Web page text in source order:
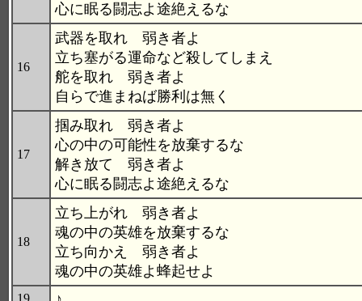
心に眠る闘志よ途絶えるな
16
武器を取れ 弱き者よ
立ち塞がる運命など殺してしまえ
舵を取れ 弱き者よ
自らで進まねば勝利は無く
17
掴み取れ 弱き者よ
心の中の可能性を放棄するな
解き放て 弱き者よ
心に眠る闘志よ途絶えるな
18
立ち上がれ 弱き者よ
魂の中の英雄を放棄するな
立ち向かえ 弱き者よ
魂の中の英雄よ蜂起せよ
19